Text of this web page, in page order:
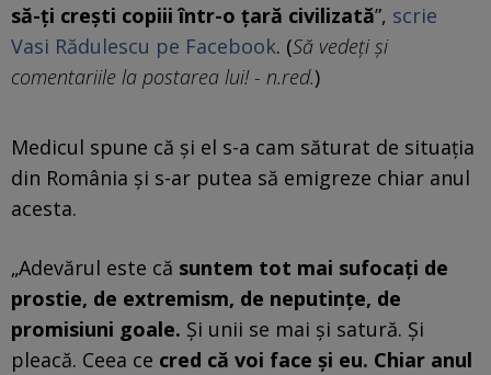
să-ți crești copiii într-o țară civilizată”, scrie
Vasi Rădulescu pe Facebook. (Să vedeți și
comentariile la postarea lui! - n.red.)
Medicul spune că și el s-a cam săturat de situația
din România și s-ar putea să emigreze chiar anul
acesta.
„Adevărul este că suntem tot mai sufocați de
prostie, de extremism, de neputințe, de
promisiuni goale. Și unii se mai și satură. Și
pleacă. Ceea ce cred că voi face și eu. Chiar anul